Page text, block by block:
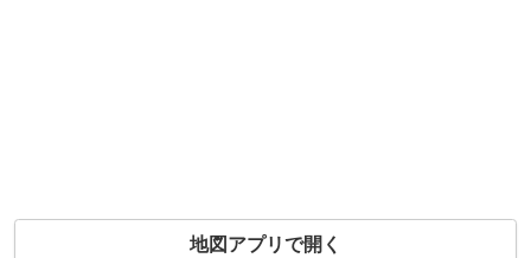
地図アプリで開く